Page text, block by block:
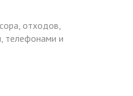
отходов,
телефонами и